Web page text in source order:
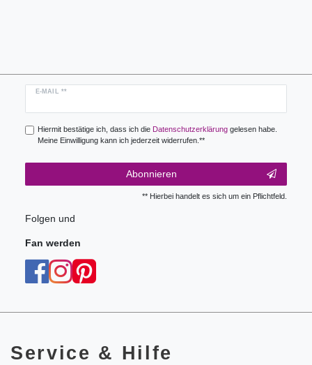
E-MAIL **
Newsletter
Hiermit bestätige ich, dass ich die Daten­schutz­erklärunggelesen habe.
Meine Einwilligung kann ich jederzeit widerrufen.**
Abonnieren
** Hierbei handelt es sich um ein Pflichtfeld.
Folgen und
Fan werden
Service & Hilfe